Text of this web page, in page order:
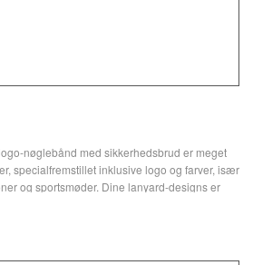
nøglebånd med sikkerhedsbrud er meget
specialfremstillet inklusive logo og farver, især
og sportsmøder. Dine lanyard-designs er
lanyard. En anden fordel er dens